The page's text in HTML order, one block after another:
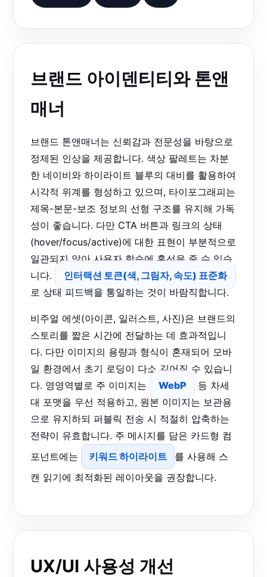
브랜드 아이덴티티와 톤앤
매너
브랜드 톤앤매너는 신뢰감과 전문성을 바탕으로
정제된 인상을 제공합니다. 색상 팔레트는 차분
한 네이비와 하이라이트 블루의 대비를 활용하여
시각적 위계를 형성하고 있으며, 타이포그래피는
제목-본문-보조 정보의 선형 구조를 유지해 가독
성이 좋습니다. 다만 CTA 버튼과 링크의 상태
(hover/focus/active)에 대한 표현이 부분적으로
일관되지 않아 사용자 학습에 혼선을 줄 수 있습
니다.
인터랙션 토큰(색, 그림자, 속도) 표준화
로 상태 피드백을 통일하는 것이 바람직합니다.
비주얼 에셋(아이콘, 일러스트, 사진)은 브랜드의
스토리를 짧은 시간에 전달하는 데 효과적입니
다. 다만 이미지의 용량과 형식이 혼재되어 모바
일 환경에서 초기 로딩이 다소 길어질 수 있습니
다. 영영역별로 주 이미지는
WebP
등 차세
대 포맷을 우선 적용하고, 원본 이미지는 보관용
으로 유지하되 퍼블릭 전송 시 적절히 압축하는
전략이 유효합니다. 주 메시지를 담은 카드형 컴
포넌트에는
키워드 하이라이트
를 사용해 스
캔 읽기에 최적화된 레이아웃을 권장합니다.
UX/UI 사용성 개선